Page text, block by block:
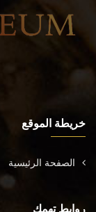
خريطة الموقع
الصفحة الرئيسية
روابط تهمك